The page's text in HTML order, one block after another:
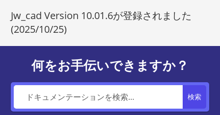
プ
Jw_cad Version 10.01.6が登録されました
(2025/10/25)
何をお手伝いできますか？
検索